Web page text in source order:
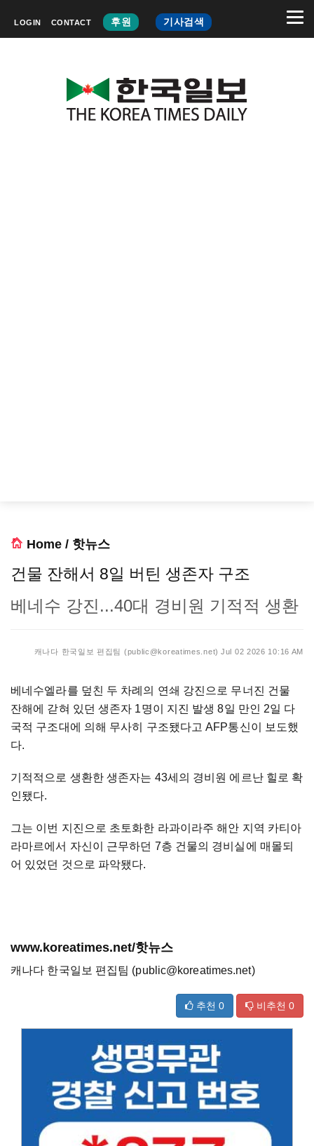
LOGIN CONTACT 후원 기사검색
Home / 핫뉴스
건물 잔해서 8일 버틴 생존자 구조
베네수 강진...40대 경비원 기적적 생환
캐나다 한국일보 편집팀 (public@koreatimes.net) Jul 02 2026 10:16 AM
베네수엘라를 덮친 두 차례의 연쇄 강진으로 무너진 건물
잔해에 갇혀 있던 생존자 1명이 지진 발생 8일 만인 2일 다
국적 구조대에 의해 무사히 구조됐다고 AFP통신이 보도했
다.
기적적으로 생환한 생존자는 43세의 경비원 에르난 힐로 확
인됐다.
그는 이번 지진으로 초토화한 라과이라주 해안 지역 카티아
라마르에서 자신이 근무하던 7층 건물의 경비실에 매몰되
어 있었던 것으로 파악됐다.
www.koreatimes.net/핫뉴스
캐나다 한국일보 편집팀 (public@koreatimes.net)
추천 0 비추천 0